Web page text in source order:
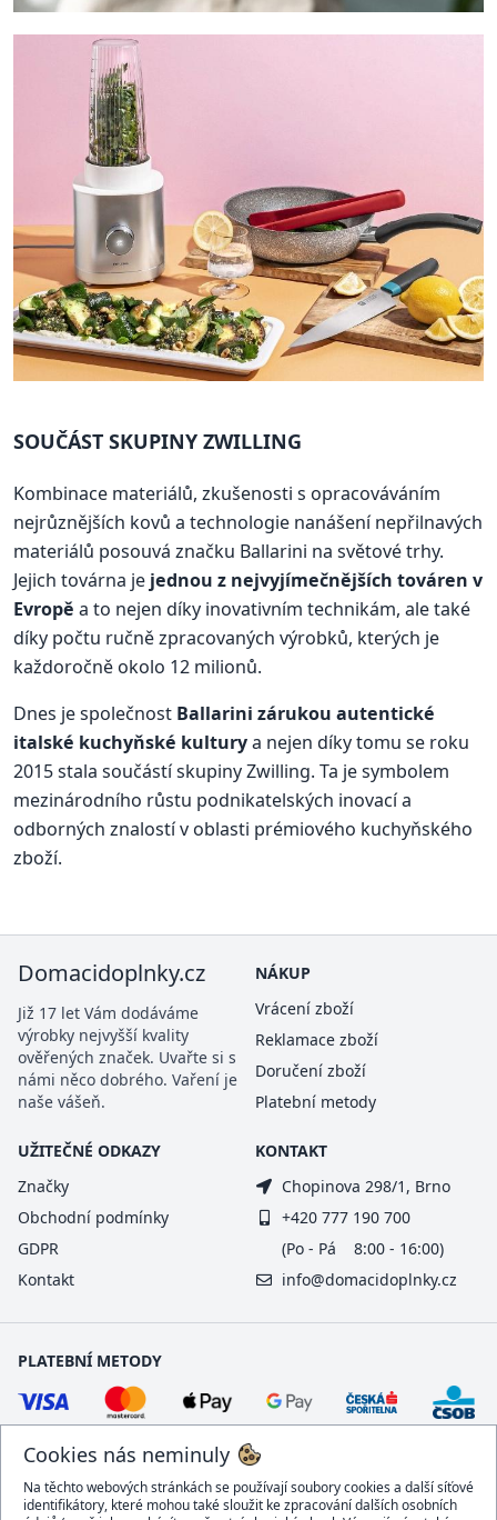
SOUČÁST SKUPINY ZWILLING
Kombinace materiálů, zkušenosti s opracováváním
nejrůznějších kovů a technologie nanášení nepřilnavých
materiálů posouvá značku Ballarini na světové trhy.
Jejich továrna je jednou z nejvyjímečnějších továren v
Evropě a to nejen díky inovativním technikám, ale také
díky počtu ručně zpracovaných výrobků, kterých je
každoročně okolo 12 milionů.
Dnes je společnost Ballarini zárukou autentické
italské kuchyňské kulturya nejen díky tomu se roku
2015 stala součástí skupiny Zwilling. Ta je symbolem
mezinárodního růstu podnikatelských inovací a
odborných znalostí v oblasti prémiového kuchyňského
zboží.
Cookies nás neminuly
Na těchto webových stránkách se používají soubory cookies a další síťové
identifikátory, které mohou také sloužit ke zpracování dalších osobních
Domacidoplnky.cz
Již 17 let Vám dodáváme
výrobky nejvyšší kvality
ověřených značek. Uvařte si s
námi něco dobrého. Vaření je
naše vášeň.
NÁKUP
Vrácení zboží
Reklamace zboží
Doručení zboží
Platební metody
UŽITEČNÉ ODKAZY
Značky
Obchodní podmínky
GDPR
Kontakt
KONTAKT
Chopinova 298/1, Brno
+420 777 190 700
(Po - Pá 8:00 - 16:00)
info@domacidoplnky.cz
PLATEBNÍ METODY